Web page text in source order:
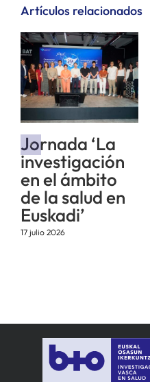
Artículos relacionados
Jornada ‘La
investigación
en el ámbito
de la salud en
Euskadi’
17 julio 2026